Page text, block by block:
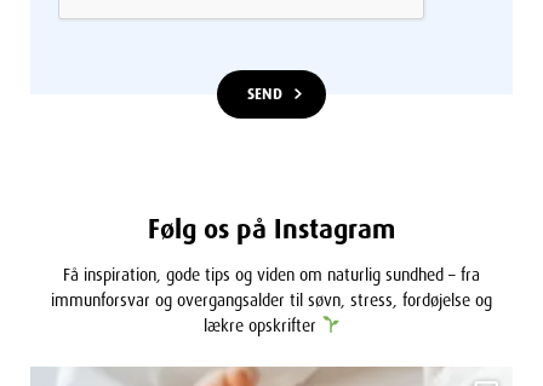
Følg os på Instagram
Få inspiration, gode tips og viden om naturlig sundhed – fra
immunforsvar og overgangsalder til søvn, stress, fordøjelse og
lækre opskrifter